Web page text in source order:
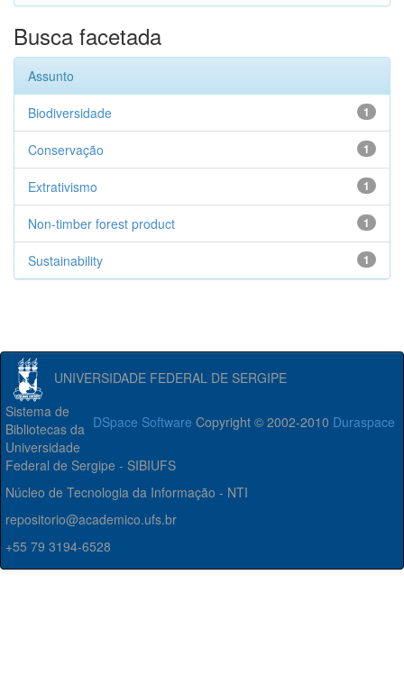
Busca facetada
Assunto
1
Biodiversidade
1
Conservação
1
Extrativismo
1
Non-timber forest product
1
Sustainability
UNIVERSIDADE FEDERAL DE SERGIPE
DSpace Software Copyright © 2002-2010 Duraspace
Sistema de
Bibliotecas da
Universidade
Federal de Sergipe - SIBIUFS
Núcleo de Tecnologia da Informação - NTI
repositorio@academico.ufs.br
+55 79 3194-6528